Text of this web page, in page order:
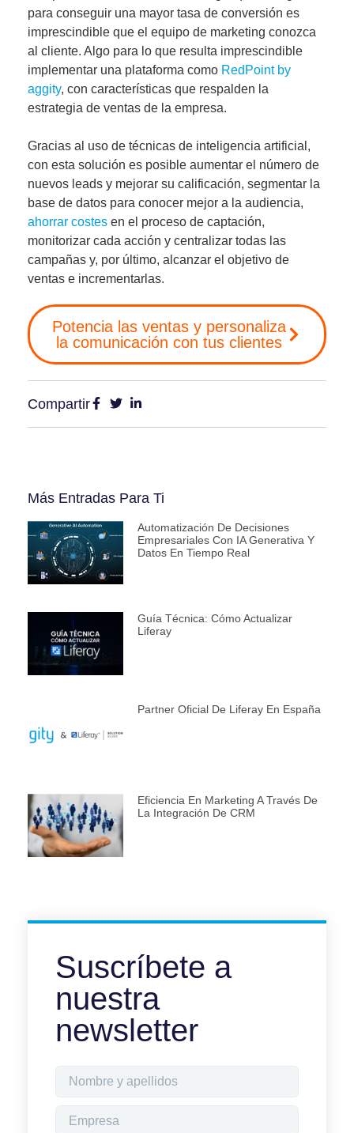
para conseguir una mayor tasa de conversión es
imprescindible que el equipo de marketing conozca
al cliente. Algo para lo que resulta imprescindible
implementar una plataforma como RedPoint by
aggity, con características que respalden la
estrategia de ventas de la empresa.
Gracias al uso de técnicas de inteligencia artificial,
con esta solución es posible aumentar el número de
nuevos leads y mejorar su calificación, segmentar la
base de datos para conocer mejor a la audiencia,
ahorrar costes en el proceso de captación,
monitorizar cada acción y centralizar todas las
campañas y, por último, alcanzar el objetivo de
ventas e incrementarlas.
Potencia las ventas y personaliza
la comunicación con tus clientes
Compartir
Más Entradas Para Ti
Automatización De Decisiones
Empresariales Con IA Generativa Y
Datos En Tiempo Real
Guía Técnica: Cómo Actualizar
Liferay
Partner Oficial De Liferay En España
Eficiencia En Marketing A Través De
La Integración De CRM
Suscríbete a
nuestra
newsletter